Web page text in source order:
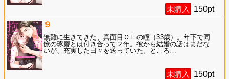
未購入 150pt
９
無難に生きてきた、真面目ＯＬの瞳（33歳）。年下で同
僚の琢磨とは付き合って２年。彼から結婚の話はまだな
いが、充実した日々を送っていた。ところ
未購入 150pt